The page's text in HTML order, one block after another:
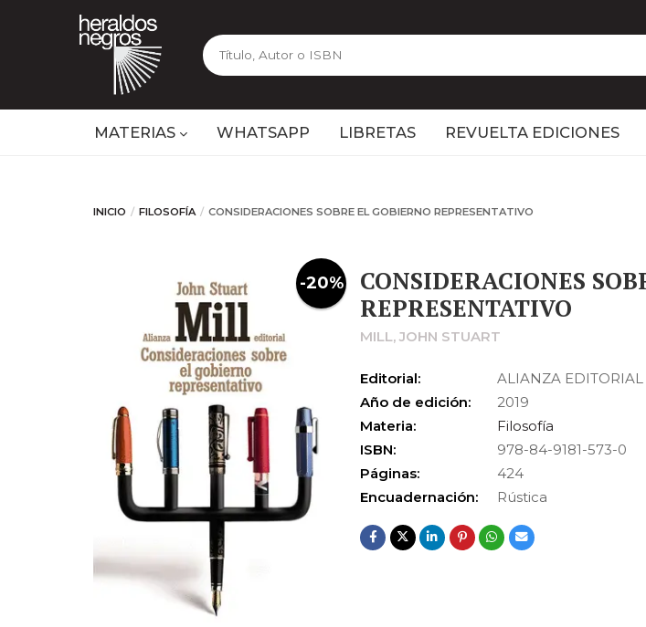
MATERIAS WHATSAPP LIBRETAS REVUELTA EDICIONES
INICIO FILOSOFÍA CONSIDERACIONES SOBRE EL GOBIERNO REPRESENTATIVO
-20%
CONSIDERACIONES
REPRESENTATIVO
MILL, JOHN STUART
Editorial:
ALIANZA EDITORIAL
Año de edición:
2019
Materia:
Filosofía
ISBN:
978-84-9181-573-0
Páginas:
424
Encuadernación:
Rústica